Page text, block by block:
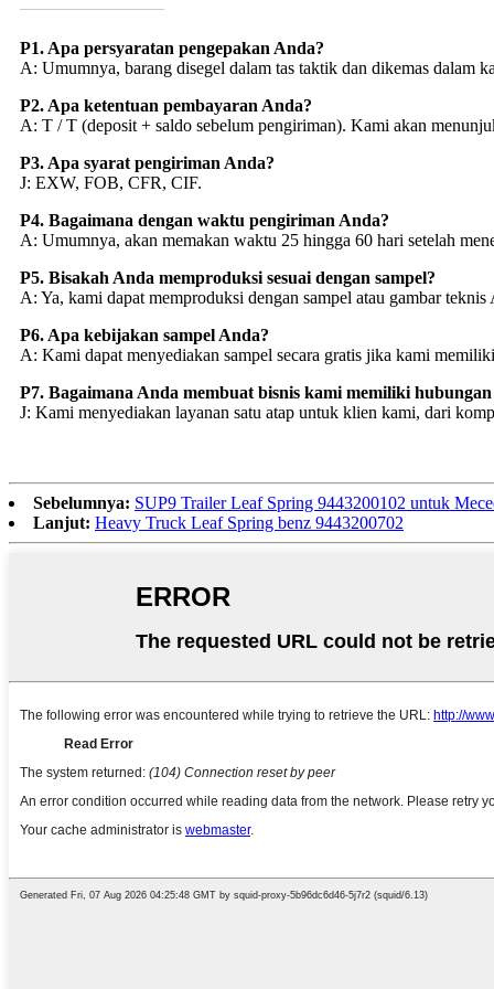
P1. Apa persyaratan pengepakan Anda?
A: Umumnya, barang disegel dalam tas taktik dan dikemas dalam
P2. Apa ketentuan pembayaran Anda?
A: T / T (deposit + saldo sebelum pengiriman). Kami akan
P3. Apa syarat pengiriman Anda?
J: EXW, FOB, CFR, CIF.
P4. Bagaimana dengan waktu pengiriman Anda?
A: Umumnya, akan memakan waktu 25 hingga 60 hari setelah
P5. Bisakah Anda memproduksi sesuai dengan sampel?
A: Ya, kami dapat memproduksi dengan sampel atau gambar
P6. Apa kebijakan sampel Anda?
A: Kami dapat menyediakan sampel secara gratis jika kami
P7. Bagaimana Anda membuat bisnis kami memiliki
J: Kami menyediakan layanan satu atap untuk klien kami, dari
Sebelumnya: SUP9 Trailer Leaf Spring 9443200102 untuk
Lanjut: Heavy Truck Leaf Spring benz 9443200702